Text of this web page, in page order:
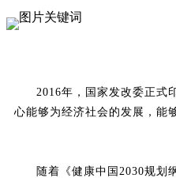
2016年，国家发改委正式
心能够为经济社会的发展，能
随着《健康中国2030规划